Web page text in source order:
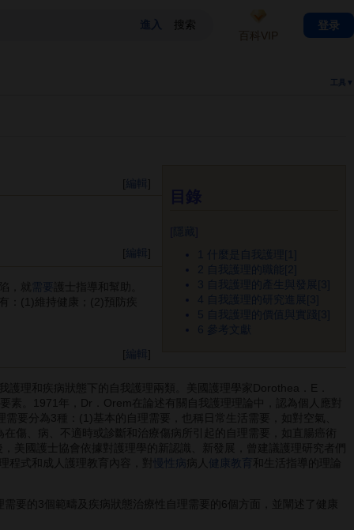
工具▼
什麼是自我護理[1]
2 自我護理的職能[2]
3 自我護理的產生與發展[3]
4 自我護理的研究進展[3]
5 自我護理的價值與實踐[3]
6
參考文獻
[編輯
[編輯
，就 需要
護士指導和幫助。
：(1)維持健康；(2)預防疾
[編輯
護理和疾病狀態下的自我護理兩類。美國護理學家Dorothea．E．
。1971年，Dr．Orem在論述有關自我護理理論中，認為個人應對
需要分為3種：(1)基本的自理需要，也稱日常生活需要，如對空氣、
傷、病、不適時或診斷和治療傷病所引起的自理需要，如直腸癌術
美國護士協會依據對護理學的新認識、新發展，曾建議護理研究者們
程式和成人護理教育內容，對 慢性病 病人 健康教育
和生活指導的理論
要的3個範疇及疾病狀態治療性自理需要的6個方面，並闡述了健康
百科VIP
登录